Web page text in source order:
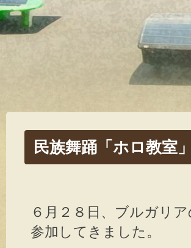
民族舞踊「ホロ教室」
６月２８日、ブルガリ
参加してきました。